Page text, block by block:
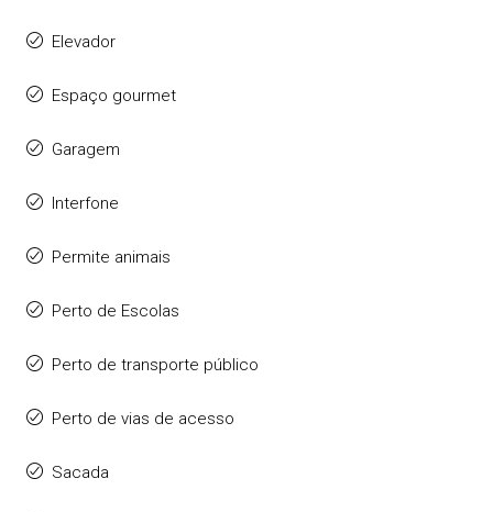
Elevador
Espaço gourmet
Garagem
Interfone
Permite animais
Perto de Escolas
Perto de transporte público
Perto de vias de acesso
Sacada